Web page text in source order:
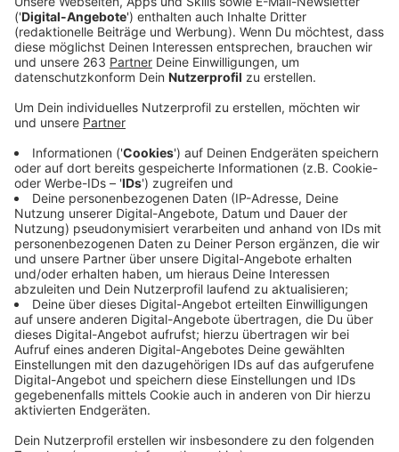
Eine Ingenieurgesellschaft aus Weidenau will
einentechnischen Zeichner (m/w/d)in Teil- oder
Vollzeit einstellen.
In Kreuztal braucht ein Beauty-Salon Verstärkung
in Voll- oder Teilzeit für berufsübliche
Tätigkeiten.
Ein mobiler Pflegedienst in Hilchenbach sucht
eine examiniertePflegefachkraft
Stelle.
Ein Siegener Fahrdienst sucht zur Verstärkung des
Teams einenFahrer (m/w/d) mit Führerschein
Klasse B und Personenbeförderungsschein.
Eine kieferorthopädische Fachzahnarzt-Praxis
braucht für die Standorte in Geisweid (bestehend)
und Weidenau (bald eröffnet) eine
Zahnmedizinische Fachangestellte (m/w/d)in
Voll- oder Teilzeit.
Eine Hausgemeinschaft für Menschen mit
Demenz will in Netphen eine
im Schicht- bzw. Wechseldienst in Teilzeit (50 -